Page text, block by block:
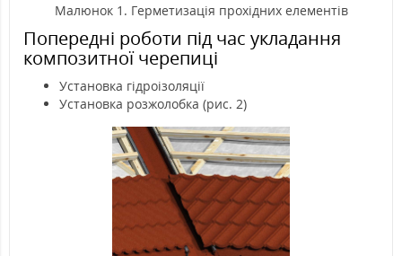
Малюнок 1. Герметизація прохідних елементів
Попередні роботи під час укладання
композитної черепиці
Установка гідроізоляції
Установка розжолобка (рис. 2)